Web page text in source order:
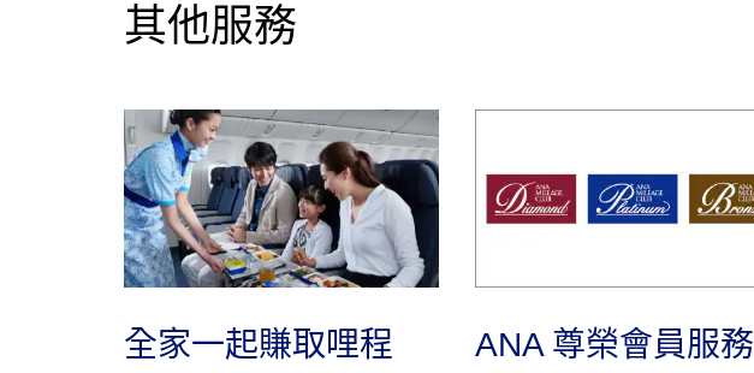
其他服務
全家一起賺取哩程 ANA 尊榮會員服務